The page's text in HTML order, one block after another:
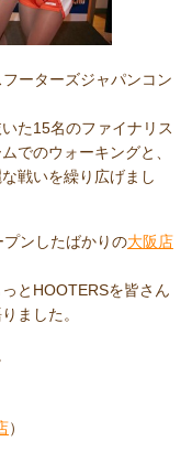
ーターズジャパンコン
た15名のファイナリス
でのウォーキングと、
戦いを繰り広げまし
ンしたばかりの大阪店
とHOOTERSを皆さん
ました。
）